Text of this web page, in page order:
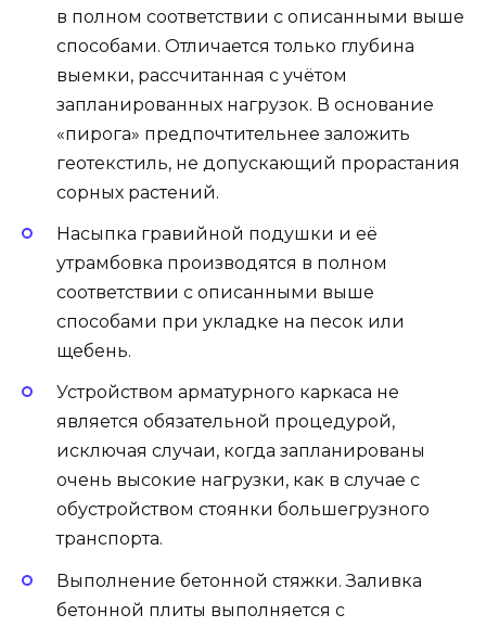
в полном соответствии с описанными выше
способами. Отличается только глубина
выемки, рассчитанная с учётом
запланированных нагрузок. В основание
«пирога» предпочтительнее заложить
геотекстиль, не допускающий прорастания
сорных растений.
Насыпка гравийной подушки и её
утрамбовка производятся в полном
соответствии с описанными выше
способами при укладке на песок или
щебень.
Устройством арматурного каркаса не
является обязательной процедурой,
исключая случаи, когда запланированы
очень высокие нагрузки, как в случае с
обустройством стоянки большегрузного
транспорта.
Выполнение бетонной стяжки. Заливка
бетонной плиты выполняется с